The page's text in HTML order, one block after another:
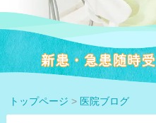
トップページ > 医院ブログ